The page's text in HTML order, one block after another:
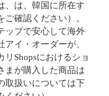
、は、韓国に所在す
確認ください）。
ップで安心して海外
イ・オーダーが、
Shopsにおけるショ
まが購入した商品は
取扱いについては下